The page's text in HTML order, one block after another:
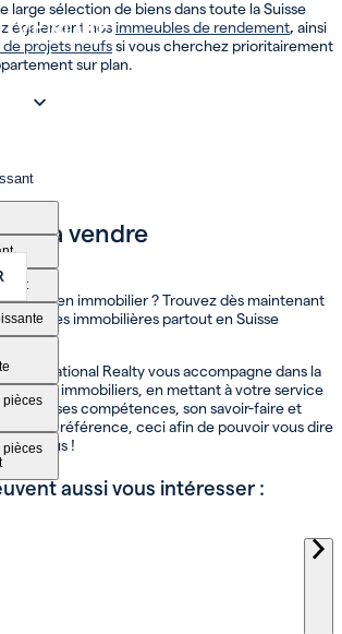
VENDRE
large sélection de biens dans toute la Suisse
également nosimmeubles de rendement, ainsi
projets neufssi vous cherchez prioritairement
sur plan.
pièces
pièces
à vendre
un bien immobilier ? Trouvez dès maintenant
immobilières partout en Suisse
International Realty vous accompagne dans la
projets immobiliers, en mettant à votre service
ses compétences, son savoir-faire et
qui fait référence, ceci afin de pouvoir vous dire
vous !
aussi vous intéresser :